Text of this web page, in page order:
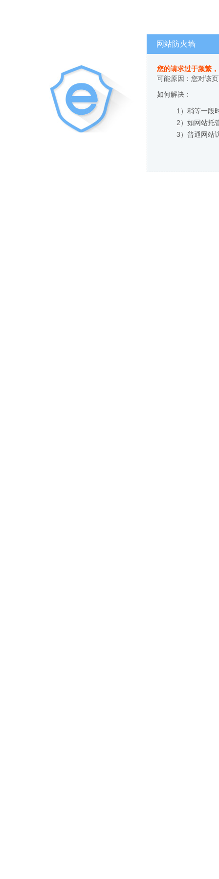
网站防火墙
您的请求过于频繁
可能原因：您对该
如何解决：
1）稍等一段
2）如网站托
3）普通网站